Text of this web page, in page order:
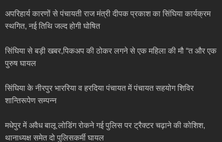
अपरिहार्य कारणों से पंचायती राज मंत्री दीपक प्रकाश का सिंघिया कार्यक्रम
स्थगित, नई तिथि जल्द होगी घोषित
सिंघिया से बड़ी खबर,पिकअप की ठोकर लगने से एक महिला की मौ “त और एक
पुरुष घायल
सिंघिया के नीरपुर भाररिया व हरदिया पंचायत में पंचायत सहयोग शिविर
शान्तिरूपेण सम्पन्न
मधेपुर में अवैध बालू लोडिंग रोकने गई पुलिस पर ट्रैक्टर चढ़ाने की कोशिश,
थानाध्यक्ष समेत दो पुलिसकर्मी घायल